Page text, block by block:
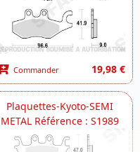
Commander 19,98 €
Plaquettes-Kyoto-SEMI
METAL Référence : S1989